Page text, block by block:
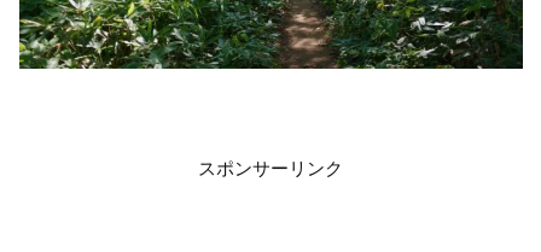
スポンサーリンク